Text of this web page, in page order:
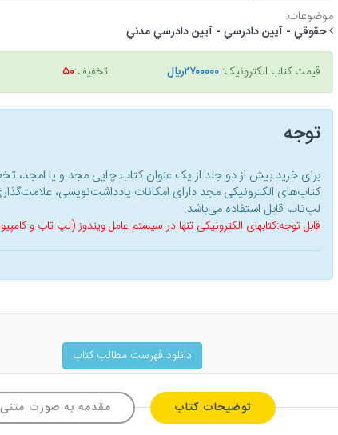
موضوعات:
حقوقي - آيين دادرسي - آيين دادرسي مدني
قیمت کتاب الکترونیک:۲۷۰۰۰۰۰ريال تخفیف:۵۰
توجه
برای خرید بیش از دو جلد از یک عنوان کتاب‌ چاپی مجد و یا امجد،
کتاب‌های الکترونیکی مجد دارای امکانات یادداشت‌نویسی،
لپ‌تاب قابل استفاده می‌باشد.
قابل توجه:کتابهای الکترونیکی تنها در سیستم عامل ویندوز (لپ تاب و
دانلود فهرست مطالب کتاب
توضیحات کتاب مقدمه به صورت متنی